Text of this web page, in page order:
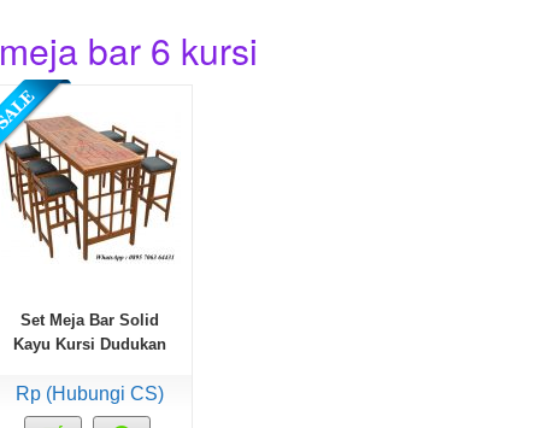
meja bar 6 kursi
Set Meja Bar Solid
Kayu Kursi Dudukan
Rp (Hubungi CS)